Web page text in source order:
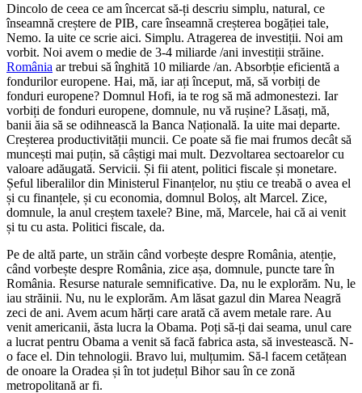
Dincolo de ceea ce am încercat să-ți descriu simplu, natural, ce
înseamnă creștere de PIB, care înseamnă creșterea bogăției tale,
Nemo. Ia uite ce scrie aici. Simplu. Atragerea de investiții. Noi am
vorbit. Noi avem o medie de 3-4 miliarde /ani investiții străine.
România ar trebui să înghită 10 miliarde /an. Absorbție eficientă a
fondurilor europene. Hai, mă, iar ați început, mă, să vorbiți de
fonduri europene? Domnul Hofi, ia te rog să mă admonestezi. Iar
vorbiți de fonduri europene, domnule, nu vă rușine? Lăsați, mă,
banii ăia să se odihnească la Banca Națională. Ia uite mai departe.
Creșterea productivității muncii. Ce poate să fie mai frumos decât să
muncești mai puțin, să câștigi mai mult. Dezvoltarea sectoarelor cu
valoare adăugată. Servicii. Și fii atent, politici fiscale și monetare.
Șeful liberalilor din Ministerul Finanțelor, nu știu ce treabă o avea el
și cu finanțele, și cu economia, domnul Boloș, alt Marcel. Zice,
domnule, la anul creștem taxele? Bine, mă, Marcele, hai că ai venit
și tu cu asta. Politici fiscale, da.
Pe de altă parte, un străin când vorbește despre România, atenție,
când vorbește despre România, zice așa, domnule, puncte tare în
România. Resurse naturale semnificative. Da, nu le explorăm. Nu, le
iau străinii. Nu, nu le explorăm. Am lăsat gazul din Marea Neagră
zeci de ani. Avem acum hărți care arată că avem metale rare. Au
venit americanii, ăsta lucra la Obama. Poți să-ți dai seama, unul care
a lucrat pentru Obama a venit să facă fabrica asta, să investească. N-
o face el. Din tehnologii. Bravo lui, mulțumim. Să-l facem cetățean
de onoare la Oradea și în tot județul Bihor sau în ce zonă
metropolitană ar fi.